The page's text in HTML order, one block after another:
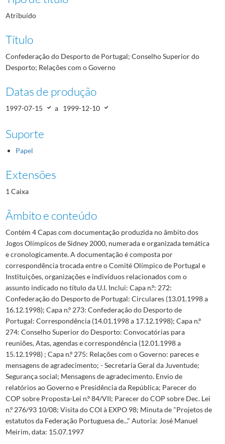
Atribuído
Título
Confederação do Desporto de Portugal; Conselho Superior do
Desporto; Relações com o Governo
Datas de produção
1997-07-15 a 1999-12-10
Suporte
Papel
Extensões
1 Caixa
Âmbito e conteúdo
Contém 4 Capas com documentação produzida no âmbito dos
Jogos Olímpicos de Sidney 2000, numerada e organizada temática
e cronologicamente. A documentação é composta por
correspondência trocada entre o Comité Olímpico de Portugal e
Instituições, organizações e indivíduos relacionados com o
assunto indicado no título da U.I. Inclui: Capa n.º: 272:
Confederação do Desporto de Portugal: Circulares (13.01.1998 a
16.12.1998); Capa n.º 273: Confederação do Desporto de
Portugal: Correspondência (14.01.1998 a 17.12.1998); Capa n.º
274: Conselho Superior do Desporto: Convocatórias para
reuniões, Atas, agendas e correspondência (12.01.1998 a
15.12.1998) ; Capa n.º 275: Relações com o Governo: pareces e
mensagens de agradecimento; - Secretaria Geral da Juventude;
Segurança social; Mensagens de agradecimento. Envio de
relatórios ao Governo e Presidência da República; Parecer do
COP sobre Proposta-Lei n.º 84/VII; Parecer do COP sobre Dec. Lei
n.º 276/93 10/08; Visita do COI à EXPO 98; Minuta de "Projetos de
estatutos da Federação Portuguesa de..." Autoria: José Manuel
Meirim, data: 15.07.1997